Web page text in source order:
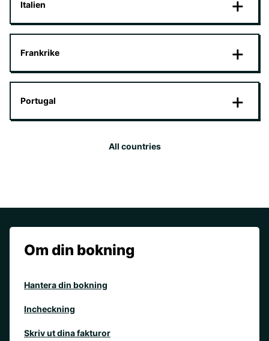
Italien
Frankrike
Portugal
All countries
Om din bokning
Hantera din bokning
Incheckning
Skriv ut dina fakturor